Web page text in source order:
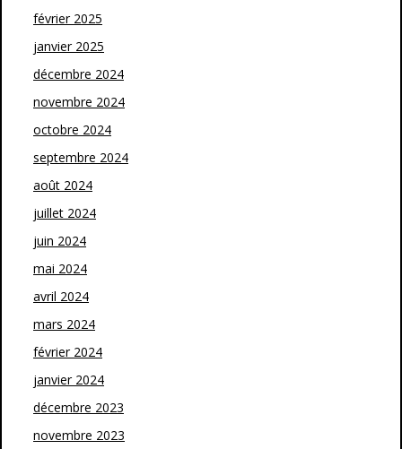
février 2025
janvier 2025
décembre 2024
novembre 2024
octobre 2024
septembre 2024
août 2024
juillet 2024
juin 2024
mai 2024
avril 2024
mars 2024
février 2024
janvier 2024
décembre 2023
novembre 2023